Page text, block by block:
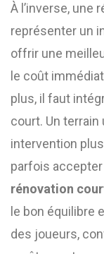
À l’inverse, une
représenter un
offrir une
le coût
plus, il faut
court. Un
intervention
parfois
rénovation
le bon équilibre
des joueurs,